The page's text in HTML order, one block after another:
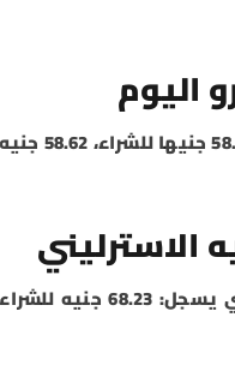
اليوم
الاسترليني